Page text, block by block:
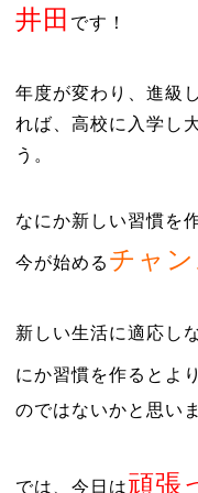
井田 です！
年度が変わり、進級
れば、高校に入学し
う。
なにか新しい習慣を
今が始める チャン
新しい生活に適応し
にか習慣を作るとより
のではないかと思い
では、今日は頑張